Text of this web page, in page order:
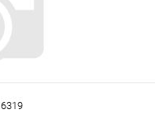
6319